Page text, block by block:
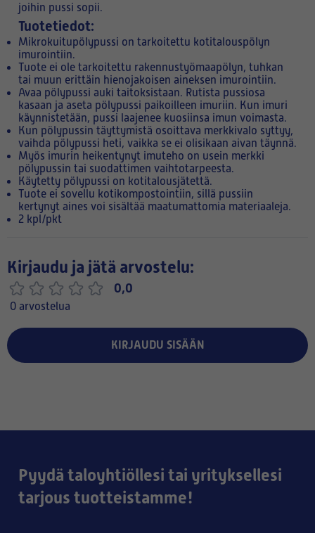
joihin pussi sopii.
Tuotetiedot:
Mikrokuitupölypussi on tarkoitettu kotitalouspölyn
imurointiin.
Tuote ei ole tarkoitettu rakennustyömaapölyn, tuhkan
tai muun erittäin hienojakoisen aineksen imurointiin.
Avaa pölypussi auki taitoksistaan. Rutista pussiosa
kasaan ja aseta pölypussi paikoilleen imuriin. Kun imuri
käynnistetään, pussi laajenee kuosiinsa imun voimasta.
Kun pölypussin täyttymistä osoittava merkkivalo syttyy,
vaihda pölypussi heti, vaikka se ei olisikaan aivan täynnä.
Myös imurin heikentynyt imuteho on usein merkki
pölypussin tai suodattimen vaihtotarpeesta.
Käytetty pölypussi on kotitalousjätettä.
Tuote ei sovellu kotikompostointiin, sillä pussiin
kertynyt aines voi sisältää maatumattomia materiaaleja.
2 kpl/pkt
Kirjaudu ja jätä arvostelu:
0,0
0 arvostelua
KIRJAUDU SISÄÄN
Pyydä taloyhtiöllesi tai yrityksellesi
tarjous tuotteistamme!